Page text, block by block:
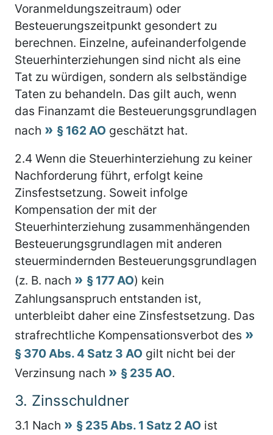
Voranmeldungszeitraum) oder
Besteuerungszeitpunkt gesondert zu
berechnen. Einzelne, aufeinanderfolgende
Steuerhinterziehungen sind nicht als eine
Tat zu würdigen, sondern als selbständige
Taten zu behandeln. Das gilt auch, wenn
das Finanzamt die Besteuerungsgrundlagen
nach
§ 162 AO geschätzt hat.
2.4 Wenn die Steuerhinterziehung zu keiner
Nachforderung führt, erfolgt keine
Zinsfestsetzung. Soweit infolge
Kompensation der mit der
Steuerhinterziehung zusammenhängenden
Besteuerungsgrundlagen mit anderen
steuermindernden Besteuerungsgrundlagen
(z. B. nach
§ 177 AO) kein
Zahlungsanspruch entstanden ist,
unterbleibt daher eine Zinsfestsetzung. Das
strafrechtliche Kompensationsverbot des
§ 370 Abs. 4 Satz 3 AO gilt nicht bei der
Verzinsung nach
§ 235 AO.
3. Zinsschuldner
3.1 Nach § 235 Abs. 1 Satz 2 AO ist